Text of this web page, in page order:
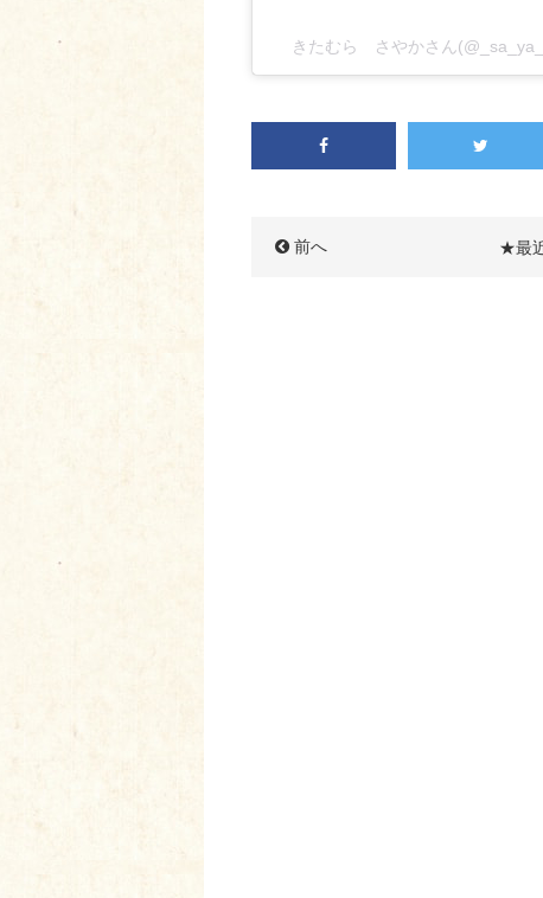
きたむら さやかさん
★最
前へ